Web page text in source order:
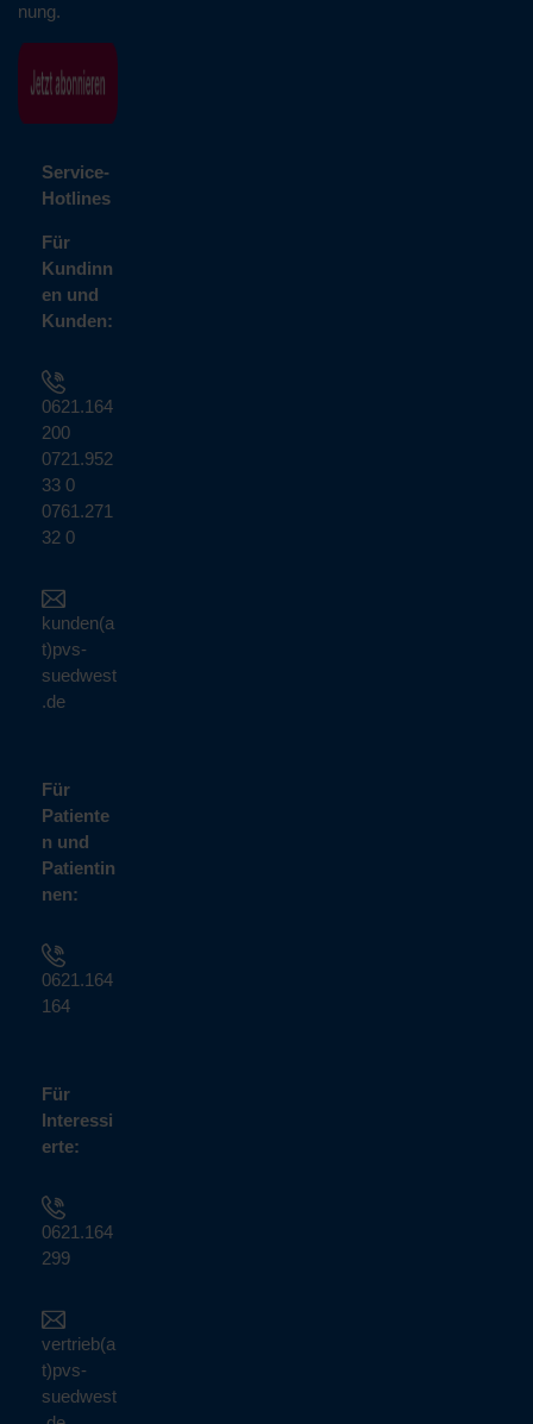
nung.
Service-
Hotlines
Für
Kundinn
en und
Kunden:
0621.164
200
0721.952
33 0
0761.271
32 0
kunden(a
t)pvs-
suedwest
.de
Für
Patiente
n und
Patientin
nen:
0621.164
164
Für
Interessi
erte:
0621.164
299
vertrieb(a
t)pvs-
suedwest